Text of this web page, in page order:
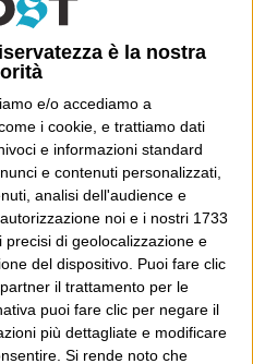
è la nostra
e/o accediamo a
i cookie, e trattiamo dati
e informazioni standard
e contenuti personalizzati,
analisi dell'audience e
noi e i nostri 1733
di geolocalizzazione e
del dispositivo. Puoi fare clic
il trattamento per le
puoi fare clic per negare il
più dettagliate e modificare
Si rende noto che